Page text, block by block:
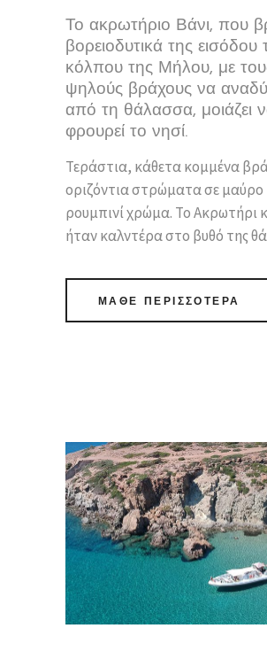
Το ακρωτήριο Βάνι, που
βορειοδυτικά της εισόδου
κόλπου της Μήλου, με
ψηλούς βράχους να
από τη θάλασσα, μοιάζει
φρουρεί το νησί.
Τεράστια, κάθετα κομμένα
οριζόντια στρώματα σε μαύρο
ρουμπινί χρώμα. Το Ακρωτήρι
ήταν καλντέρα στο βυθό της
ΜΑΘΕ ΠΕΡΙΣΣΟΤΕΡΑ